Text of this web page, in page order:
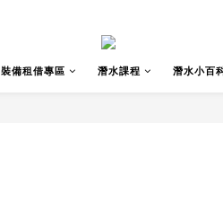
裝備租借專區 潛水課程 潛水小百